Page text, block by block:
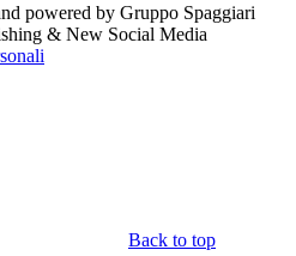
powered by Gruppo Spaggiari
& New Social Media
Back to top